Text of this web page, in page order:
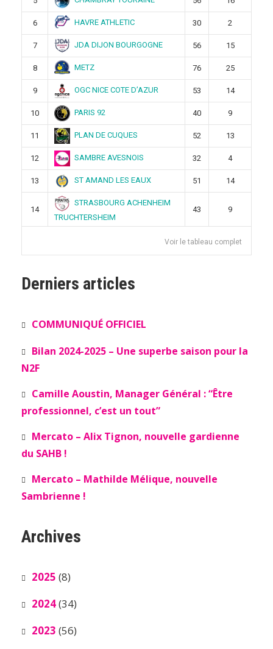
6 HAVRE ATHLETIC 30 2
7 JDA DIJON BOURGOGNE 56 15
8 METZ 76 25
9 OGC NICE COTE D’AZUR 53 14
10 PARIS 92 40 9
11 PLAN DE CUQUES 52 13
12 SAMBRE AVESNOIS 32 4
13 ST AMAND LES EAUX 51 14
14
STRASBOURG ACHENHEIM
TRUCHTERSHEIM
43 9
Voir le tableau complet
Derniers articles
COMMUNIQUÉ OFFICIEL
Bilan 2024-2025 – Une superbe saison pour la
N2F
Camille Aoustin, Manager Général : “Être
professionnel, c’est un tout”
Mercato – Alix Tignon, nouvelle gardienne
du SAHB !
Mercato – Mathilde Mélique, nouvelle
Sambrienne !
Archives
2025 (8)
2024(34)
2023 (56)